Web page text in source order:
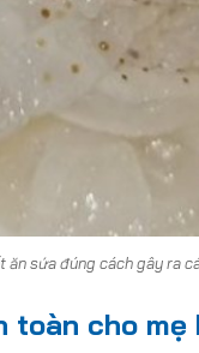
ăn sứa đúng cách gây ra
toàn cho mẹ